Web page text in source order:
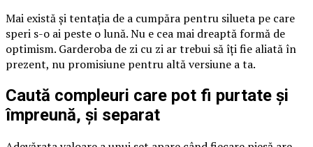
Mai există și tentația de a cumpăra pentru silueta pe care
speri s-o ai peste o lună. Nu e cea mai dreaptă formă de
optimism. Garderoba de zi cu zi ar trebui să îți fie aliată în
prezent, nu promisiune pentru altă versiune a ta.
Caută compleuri care pot fi purtate și
împreună, și separat